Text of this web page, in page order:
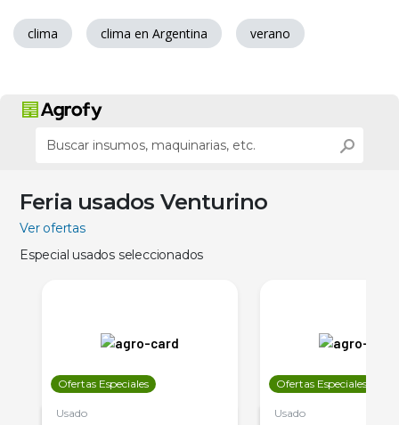
clima clima en Argentina verano
Feria usados Venturino
Ver ofertas
Especial usados seleccionados
Ofertas Especiales
Usado
Ofertas Especiales
Usado